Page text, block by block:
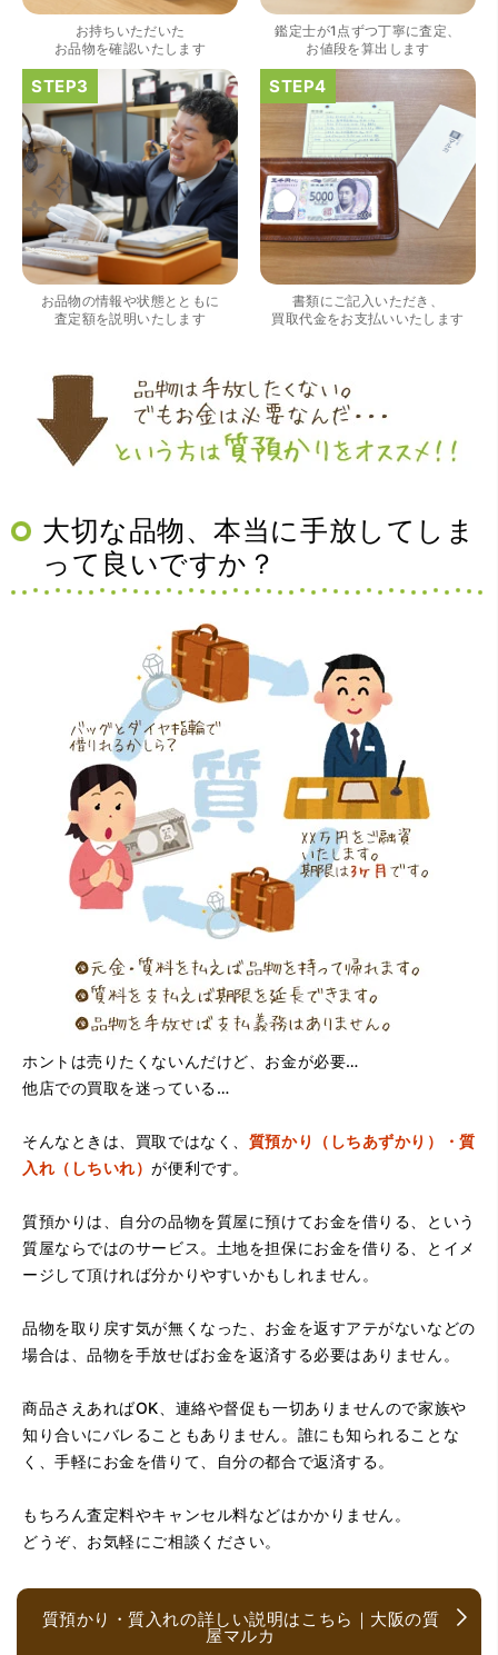
（大阪府吹田市）私は宝石の知識がなかったので丁寧にご
説明してください、対応にとても満足致しました。ありが
とうございました。
（大阪府吹田市）凄く丁寧でした。ありがとうございま
（大阪府吹田市）ホームページを見てきました。初めてだ
ったのでドキドキしましたが親切丁寧な対応して頂きまし
（大阪府吹田市）はじめて利用させて頂きました。とても
しんせつな対応をして頂き良かったです。又、利用させて
頂きたいと思います。思ってた以上の価格でとてもうれし
いです。ありがとうございました。
（大阪府吹田市）宝石学の免状などで安心感が有る。受け
（大阪府茨木市）検索の星みてきましたが、たいへんまん
ぞくです。
王寺、梅田の有名買取店を4店巡りましたがマルカさんが一
番高く査定して下さり、ダイヤを買い取っていただくなら
マルカさんだと決定しました。ありがとうございました。
お持ちいただいた
お品物を確認いたします
鑑定士が1点ずつ丁寧に査定、
お値段を算出します
お品物の情報や状態とともに
査定額を説明いたします
書類にご記入いただき、
買取代金をお支払いいたします
大切な品物、本当に手放してしま
って良いですか？
ホントは売りたくないんだけど、お金が必要…
他店での買取を迷っている…
そんなときは、買取ではなく、 質預かり（しちあずかり）・質
入れ（しちいれ）が便利です。
質預かりは、自分の品物を質屋に預けてお金を借りる、という
質屋ならではのサービス。土地を担保にお金を借りる、とイメ
ージして頂ければ分かりやすいかもしれません。
品物を取り戻す気が無くなった、お金を返すアテがないなどの
場合は、品物を手放せばお金を返済する必要はありません。
商品さえあればOK、連絡や督促も一切ありませんので家族や
知り合いにバレることもありません。誰にも知られることな
く、手軽にお金を借りて、自分の都合で返済する。
もちろん査定料やキャンセル料などはかかりません。
どうぞ、お気軽にご相談ください。
質預かり・質入れの詳しい説明はこちら｜大阪の質
屋マルカ